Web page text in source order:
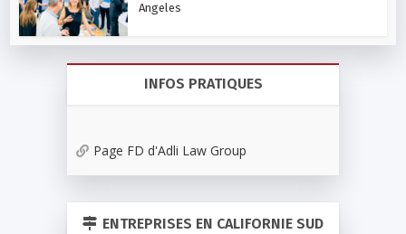
Angeles
INFOS PRATIQUES
Page FD d'Adli Law Group
ENTREPRISES EN CALIFORNIE SUD